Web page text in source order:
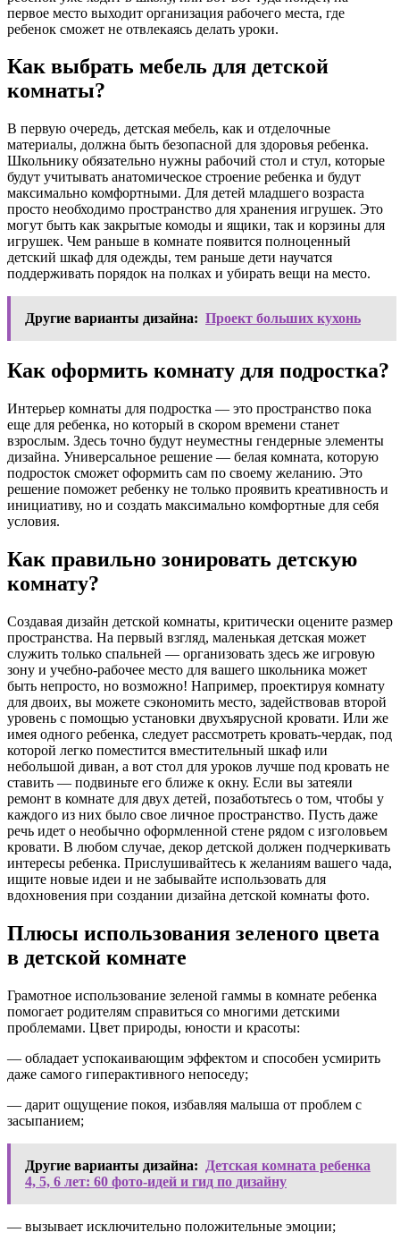
первое место выходит организация рабочего места, где
ребенок сможет не отвлекаясь делать уроки.
Как выбрать мебель для детской
комнаты?
В первую очередь, детская мебель, как и отделочные
материалы, должна быть безопасной для здоровья ребенка.
Школьнику обязательно нужны рабочий стол и стул, которые
будут учитывать анатомическое строение ребенка и будут
максимально комфортными. Для детей младшего возраста
просто необходимо пространство для хранения игрушек. Это
могут быть как закрытые комоды и ящики, так и корзины для
игрушек. Чем раньше в комнате появится полноценный
детский шкаф для одежды, тем раньше дети научатся
поддерживать порядок на полках и убирать вещи на место.
Другие варианты дизайна: Проект больших кухонь
Как оформить комнату для подростка?
Интерьер комнаты для подростка — это пространство пока
еще для ребенка, но который в скором времени станет
взрослым. Здесь точно будут неуместны гендерные элементы
дизайна. Универсальное решение — белая комната, которую
подросток сможет оформить сам по своему желанию. Это
решение поможет ребенку не только проявить креативность и
инициативу, но и создать максимально комфортные для себя
условия.
Как правильно зонировать детскую
комнату?
Создавая дизайн детской комнаты, критически оцените размер
пространства. На первый взгляд, маленькая детская может
служить только спальней — организовать здесь же игровую
зону и учебно-рабочее место для вашего школьника может
быть непросто, но возможно! Например, проектируя комнату
для двоих, вы можете сэкономить место, задействовав второй
уровень с помощью установки двухъярусной кровати. Или же
имея одного ребенка, следует рассмотреть кровать-чердак, под
которой легко поместится вместительный шкаф или
небольшой диван, а вот стол для уроков лучше под кровать не
ставить — подвиньте его ближе к окну. Если вы затеяли
ремонт в комнате для двух детей, позаботьтесь о том, чтобы у
каждого из них было свое личное пространство. Пусть даже
речь идет о необычно оформленной стене рядом с изголовьем
кровати. В любом случае, декор детской должен подчеркивать
интересы ребенка. Прислушивайтесь к желаниям вашего чада,
ищите новые идеи и не забывайте использовать для
вдохновения при создании дизайна детской комнаты фото.
Плюсы использования зеленого цвета
в детской комнате
Грамотное использование зеленой гаммы в комнате ребенка
помогает родителям справиться со многими детскими
проблемами. Цвет природы, юности и красоты:
— обладает успокаивающим эффектом и способен усмирить
даже самого гиперактивного непоседу;
— дарит ощущение покоя, избавляя малыша от проблем с
засыпанием;
Другие варианты дизайна:
Детская комната ребенка
4, 5, 6 лет: 60 фото-идей и гид по дизайну
— вызывает исключительно положительные эмоции;